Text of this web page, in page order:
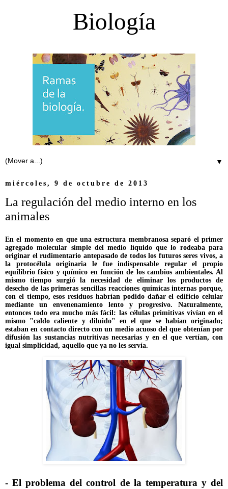
Biología
▼
miércoles, 9 de octubre de 2013
La regulación del medio interno en los
animales
En el momento en que una estructura membranosa separó el primer
agregado molecular simple del medio líquido que lo rodeaba para
originar el rudimentario antepasado de todos los futuros seres vivos, a
la protocélula originaria le fue indispensable regular el propio
equilibrio físico y químico en función de los cambios ambientales. Al
mismo tiempo surgió la necesidad de eliminar los productos de
desecho de las primeras sencillas reacciones químicas internas porque,
con el tiempo, esos residuos habrían podido dañar el edificio celular
mediante un envenenamiento lento y progresivo. Naturalmente,
entonces todo era mucho más fácil: las células primitivas vivían en el
mismo "caldo caliente y diluido" en el que se habían originado;
estaban en contacto directo con un medio acuoso del que obtenían por
difusión las sustancias nutritivas necesarias y en el que vertían, con
igual simplicidad, aquello que ya no les servía.
- El problema del control de la temperatura y del